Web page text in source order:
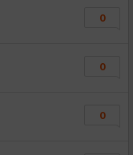
0
0
0